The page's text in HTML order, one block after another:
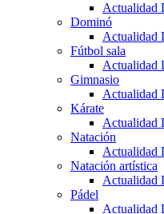
Actualidad
Dominó
Actualidad
Fútbol sala
Actualidad
Gimnasio
Actualidad
Kárate
Actualidad
Natación
Actualidad
Natación artística
Actualidad
Pádel
Actualidad